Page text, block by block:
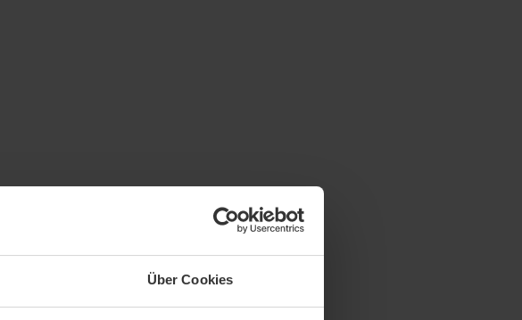
Über Cookies